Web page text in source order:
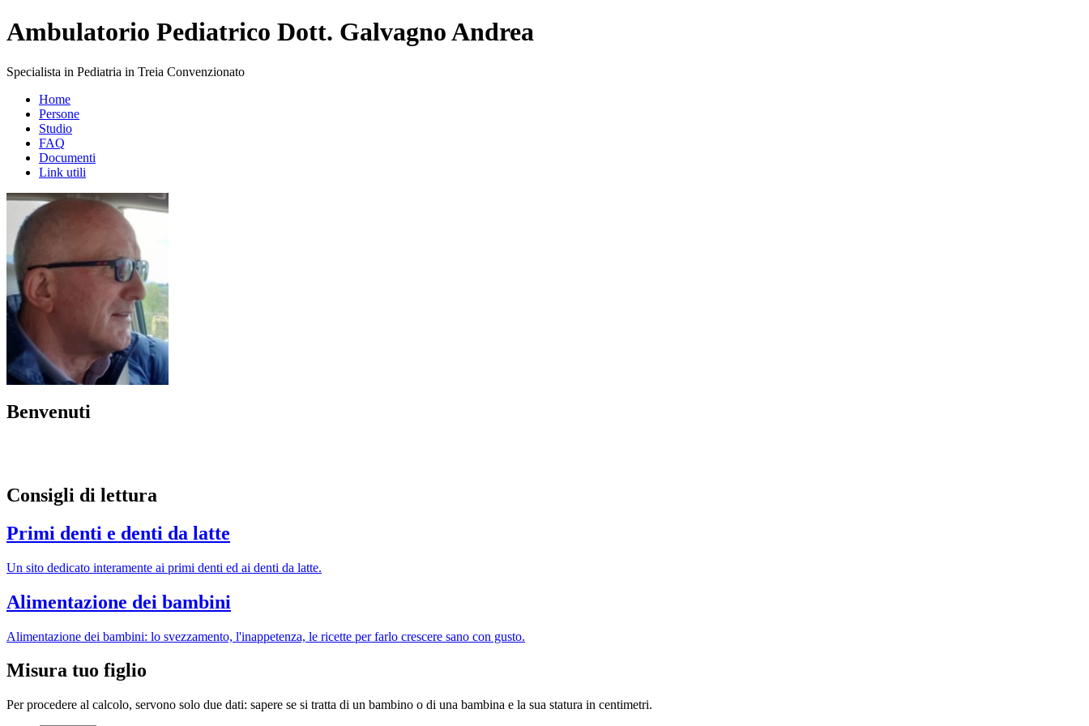
Ambulatorio Pediatrico Dott. Galvagno Andrea
Specialista in Pediatria in Treia Convenzionato
Home
Persone
Studio
FAQ
Documenti
Link utili
Benvenuti
Consigli di lettura
Primi denti e denti da latte
Un sito dedicato interamente ai primi denti ed ai denti da latte.
Alimentazione dei bambini
Alimentazione dei bambini: lo svezzamento, l'inappetenza, le ricette per farlo crescere sano con gusto.
Misura tuo figlio
Per procedere al calcolo, servono solo due dati: sapere se si tratta di un bambino o di una bambina e la sua statura in centimetri.